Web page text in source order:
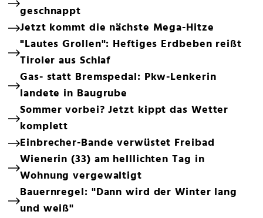
geschnappt
Jetzt kommt die nächste Mega-Hitze
"Lautes Grollen": Heftiges Erdbeben reißt
Tiroler aus Schlaf
Gas- statt Bremspedal: Pkw-Lenkerin
landete in Baugrube
Sommer vorbei? Jetzt kippt das Wetter
komplett
Einbrecher-Bande verwüstet Freibad
Wienerin (33) am helllichten Tag in
Wohnung vergewaltigt
Bauernregel: "Dann wird der Winter lang
und weiß"